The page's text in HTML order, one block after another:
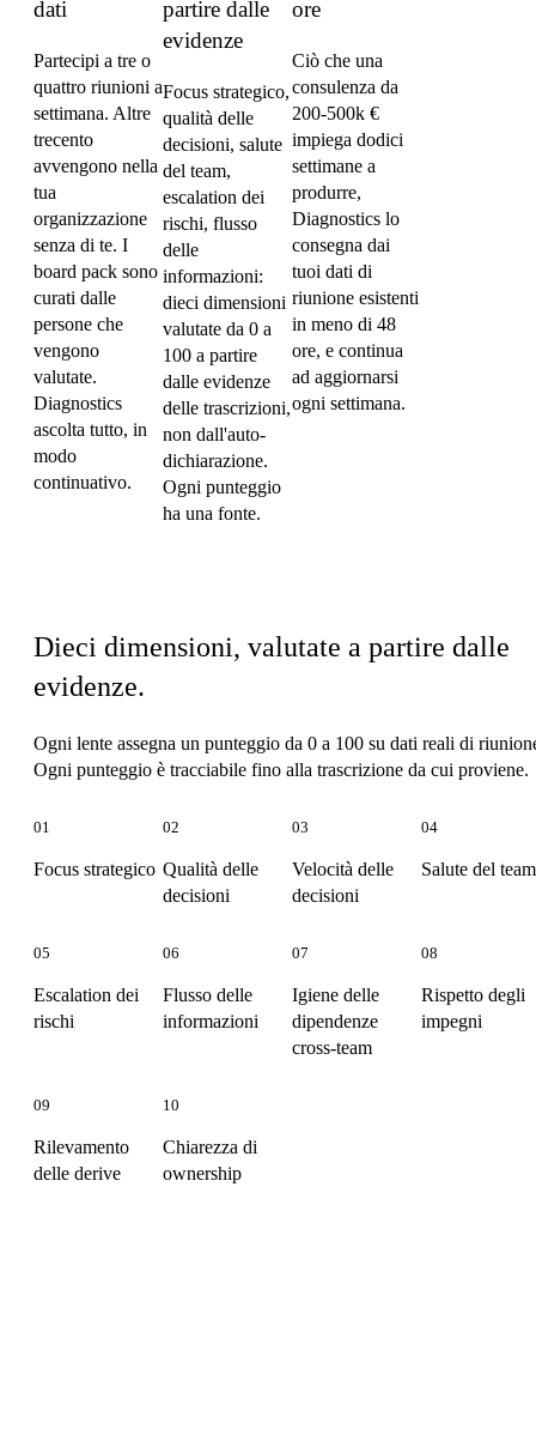
dati
Partecipi a tre o
quattro riunioni a
settimana. Altre
trecento
avvengono nella
tua
organizzazione
senza di te. I
board pack sono
curati dalle
persone che
vengono
valutate.
Diagnostics
ascolta tutto, in
modo
continuativo.
partire dalle
evidenze
Focus strategico,
qualità delle
decisioni, salute
del team,
escalation dei
rischi, flusso
delle
informazioni:
dieci dimensioni
valutate da 0 a
100 a partire
dalle evidenze
delle trascrizioni,
non dall'auto-
dichiarazione.
Ogni punteggio
ha una fonte.
ore
Ciò che una
consulenza da
200-500k €
impiega dodici
settimane a
produrre,
Diagnostics lo
consegna dai
tuoi dati di
riunione esistenti
in meno di 48
ore, e continua
ad aggiornarsi
ogni settimana.
Dieci dimensioni, valutate a partire dalle
evidenze.
Ogni lente assegna un punteggio da 0 a 100 su dati reali di
Ogni punteggio è tracciabile fino alla trascrizione da cui proviene.
01
Focus strategico
02
Qualità delle
decisioni
03
Velocità delle
decisioni
04
Salute del team
05
Escalation dei
rischi
06
Flusso delle
informazioni
07
Igiene delle
dipendenze
cross-team
08
Rispetto degli
impegni
09
Rilevamento
delle derive
10
Chiarezza di
ownership